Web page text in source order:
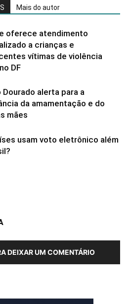
Mais do autor
oferece atendimento
a crianças e
vítimas de violência
DF
alerta para a
da amamentação e do
mães
usam voto eletrônico além
DEIXAR UM COMENTÁRIO